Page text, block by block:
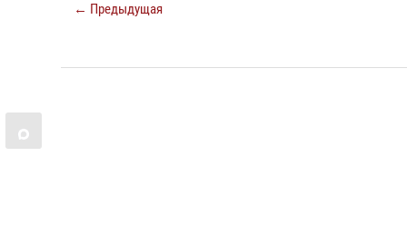
← Предыдущая